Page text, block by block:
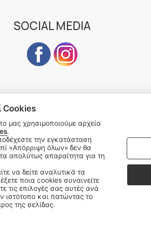
SOCIAL MEDIA
to our Newsletter
τις πιστωτικές κάρτες:
Cookies
μας χρησιμοποιούμε αρχεία
.
«Απόρριψη όλων» δεν θα
απολύτως απαραίτητα για τη
να δείτε αναλυτικά τα
ποια cookies συναινείτε
τις επιλογές σας αυτές ανά
ιστότοπο και πατώντας το
της σελίδας.